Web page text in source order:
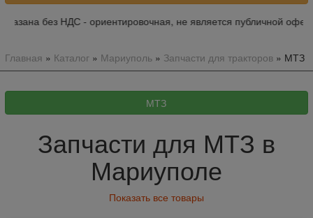
- ориентировочная, не является публичной офертой,
Главная » Каталог» Мариуполь» Запчасти для тракторов» МТЗ
Запчасти для МТЗ в
Мариуполе
Показать все товары